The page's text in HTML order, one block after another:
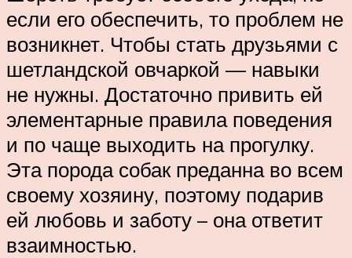
если его обеспечить, то проблем не
возникнет. Чтобы стать друзьями с
шетландской овчаркой — навыки
не нужны. Достаточно привить ей
элементарные правила поведения
и по чаще выходить на прогулку.
Эта порода собак преданна во всем
своему хозяину, поэтому подарив
ей любовь и заботу – она ответит
взаимностью.